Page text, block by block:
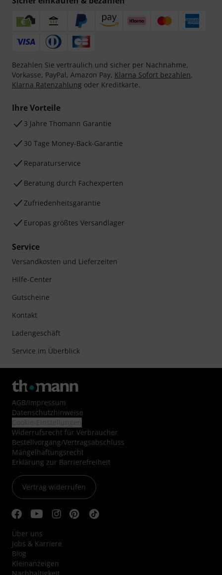
Bezahlen Sie vertraulich und sicher per Nachnahme,
Vorkasse, PayPal, Amazon Pay, Klarna Sofort bezahlen,
Klarna Ratenzahlung oder Kreditkarte.
Ihre Vorteile
3 Jahre Thomann Garantie
30 Tage Money-Back-Garantie
Reparaturservice
Beratung durch Fachexperten
Zufriedenheitsgarantie
Europas größtes Versandlager
Service
Versandkosten und Lieferzeiten
Hilfe-Center
Gutscheine
Kontakt
Ladengeschäft
Service im Überblick
AGB/Impressum
Datenschutzhinweise
Widerrufsrecht für Verbraucher
Bestellvorgang/Vertragsabschluss
Mängelhaftungsrecht
Erklärung zur Barrierefreiheit
Vertrag widerrufen
Über uns
Jobs & Karriere
Blog
Kleinanzeigen